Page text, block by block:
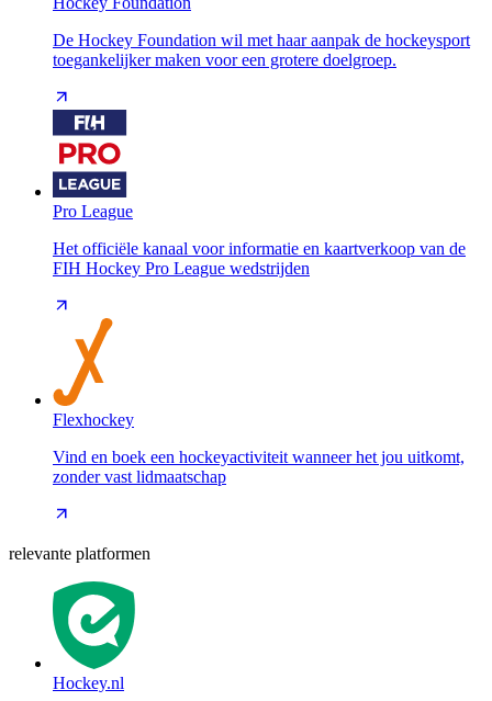
De Hockey Foundation wil met haar aanpak de hockeysport
toegankelijker maken voor een grotere doelgroep.
Pro League
Het officiële kanaal voor informatie en kaartverkoop van de
FIH Hockey Pro League wedstrijden
Flexhockey
Vind en boek een hockeyactiviteit wanneer het jou uitkomt,
zonder vast lidmaatschap
relevante platformen
Hockey.nl